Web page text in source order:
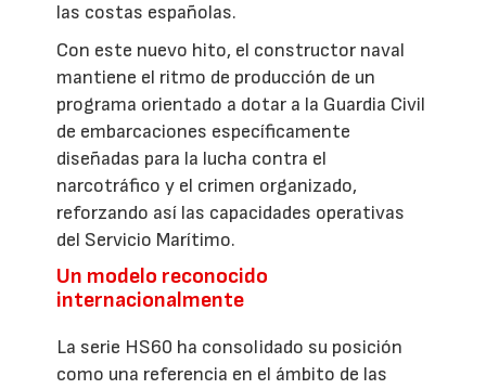
las costas españolas.
Con este nuevo hito, el constructor naval
mantiene el ritmo de producción de un
programa orientado a dotar a la Guardia Civil
de embarcaciones específicamente
diseñadas para la lucha contra el
narcotráfico y el crimen organizado,
reforzando así las capacidades operativas
del Servicio Marítimo.
Un modelo reconocido
internacionalmente
La serie HS60 ha consolidado su posición
como una referencia en el ámbito de las